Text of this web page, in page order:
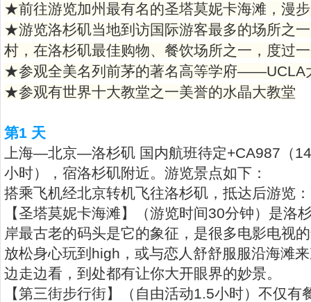
★前往游览加州最有名的圣塔莫妮卡海滩，漫
★游览洛杉矶当地到访国际游客最多的场所之
村，在洛杉矶最佳购物、餐饮场所之一，度过
★参观全美名列前茅的著名高等学府——UCLA
★参观有世界十大教堂之一美誉的水晶大教堂
第1 天
上海—北京—洛杉矶 国内航班待定+CA987（
小时），宿洛杉矶附近。游览景点如下：
搭乘飞机经北京转机飞往洛杉矶，抵达后游览：
【圣塔莫妮卡海滩】（游览时间30分钟）是洛
岸最古老的码头是它的象征，是很多电影电视
放松身心玩到high，或与恋人舒舒服服沿海滩
边走边看，到处都有让你大开眼界的妙景。
【第三街步行街】（自由活动1.5小时）不仅